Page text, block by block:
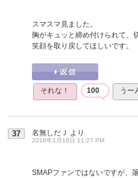
スマスマ見ました。
胸がキュッと締め付けられて、
笑顔を取り戻してほしいです。
それな！ 100 うー
37 名無しだＪ より
2016年1月18日 11:27 PM
SMAPファンではないですが、